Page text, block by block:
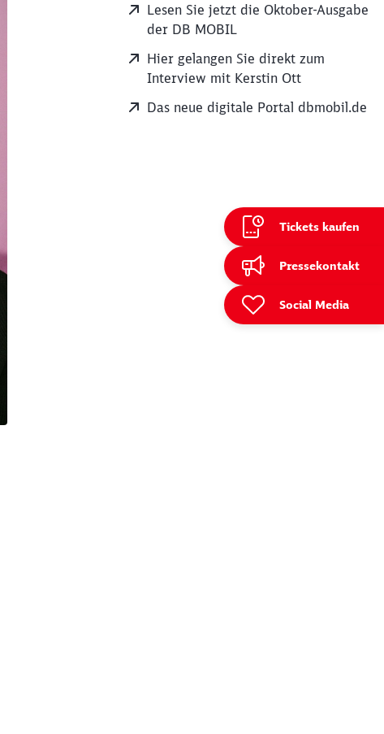
Tickets kaufen
Pressekontakt
Social Media
Lesen Sie jetzt die Oktober-Ausgabe
der DB MOBIL
Hier gelangen Sie direkt zum
Interview mit Kerstin Ott
Das neue digitale Portal dbmobil.de